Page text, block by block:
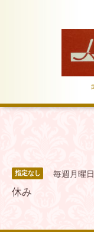
指定なし 毎週月曜日
休み